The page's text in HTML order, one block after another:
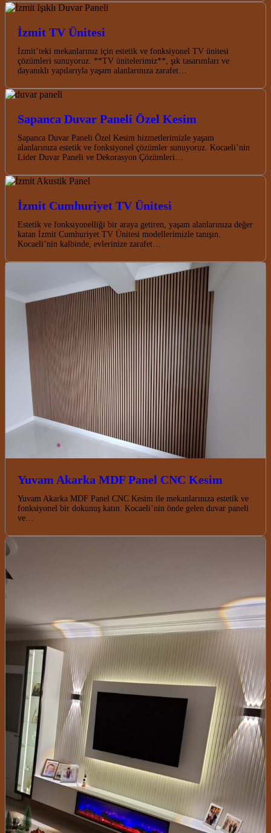
İzmit TV Ünitesi
İzmit’teki mekanlarınız için estetik ve fonksiyonel TV ünitesi
çözümleri sunuyoruz. **TV ünitelerimiz**, şık tasarımları ve
dayanıklı yapılarıyla yaşam alanlarınıza zarafet…
Sapanca Duvar Paneli Özel Kesim
Sapanca Duvar Paneli Özel Kesim hizmetlerimizle yaşam
alanlarınıza estetik ve fonksiyonel çözümler sunuyoruz. Kocaeli’nin
Lider Duvar Paneli ve Dekorasyon Çözümleri…
İzmit Cumhuriyet TV Ünitesi
Estetik ve fonksiyonelliği bir araya getiren, yaşam alanlarınıza değer
katan İzmit Cumhuriyet TV Ünitesi modellerimizle tanışın.
Kocaeli’nin kalbinde, evlerinize zarafet…
Yuvam Akarka MDF Panel CNC Kesim
Yuvam Akarka MDF Panel CNC Kesim ile mekanlarınıza estetik ve
fonksiyonel bir dokunuş katın. Kocaeli’nin önde gelen duvar paneli
ve…